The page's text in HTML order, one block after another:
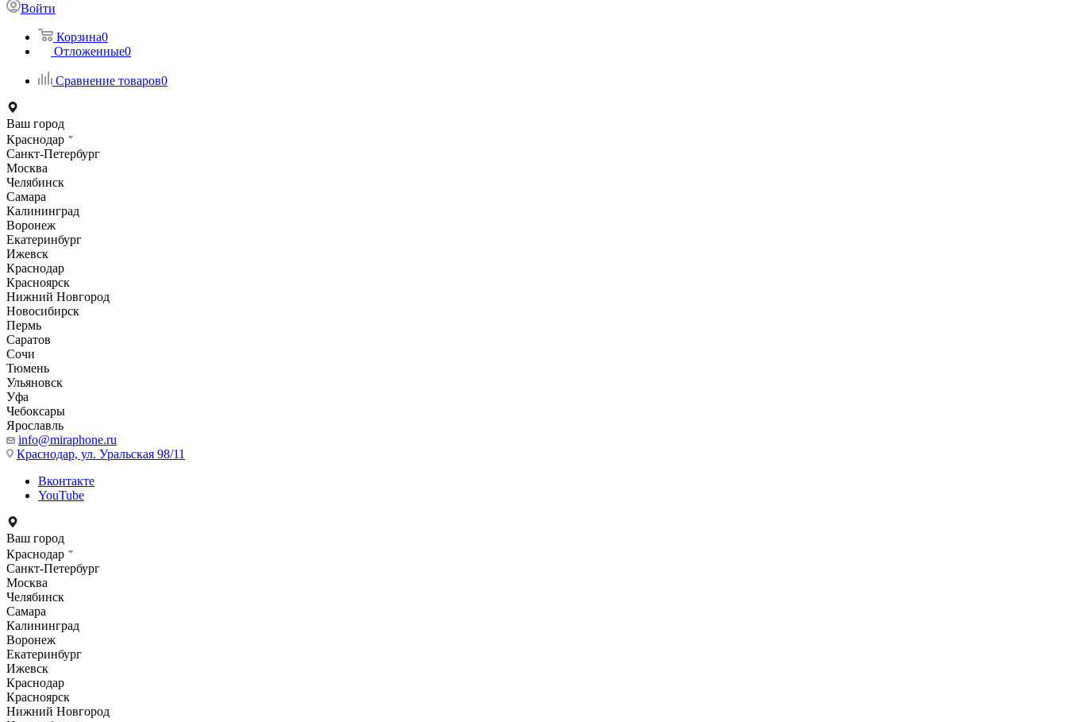
Войти
Корзина0
Отложенные0
Сравнение товаров0
Ваш город
Краснодар
Санкт-Петербург
Москва
Челябинск
Самара
Калининград
Воронеж
Екатеринбург
Ижевск
Краснодар
Красноярск
Нижний Новгород
Новосибирск
Пермь
Саратов
Сочи
Тюмень
Ульяновск
Уфа
Чебоксары
Ярославль
info@miraphone.ru
Краснодар, ул. Уральская 98/11
Вконтакте
YouTube
Ваш город
Краснодар
Санкт-Петербург
Москва
Челябинск
Самара
Калининград
Воронеж
Екатеринбург
Ижевск
Краснодар
Красноярск
Нижний Новгород